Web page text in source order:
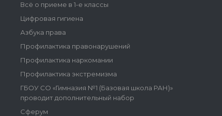
Всё о приеме в 1-е классы
Цифровая гигиена
Азбука права
Профилактика правонарушений
Профилактика наркомании
Профилактика экстремизма
ГБОУ СО «Гимназия №1 (Базовая школа РАН)»
проводит дополнительный набор
Сферум